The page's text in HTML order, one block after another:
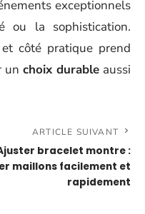
exceptionnels
ou la sophistication.
et côté pratique prend
un choix durableaussi
ARTICLE SUIVANT
bracelet montre :
maillons facilement et
rapidement